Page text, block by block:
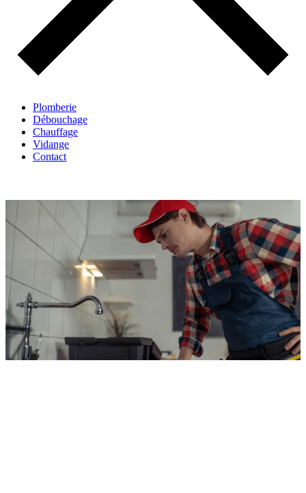
Plomberie
Débouchage
Chauffage
Vidange
Contact